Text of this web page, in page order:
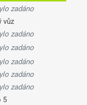
zadáno
vůz
zadáno
zadáno
zadáno
zadáno
zadáno
5